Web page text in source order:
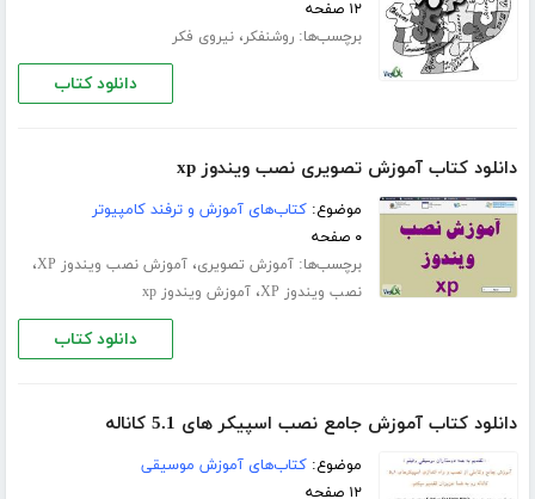
۱۲ صفحه
برچسب‌ها:روشنفکر،نیروی فکر
دانلود کتاب
دانلود کتاب آموزش تصویری نصب ویندوز xp
موضوع:کتاب‌های آموزش و ترفند کامپیوتر
۰ صفحه
برچسب‌ها:آموزش تصویری،آموزش نصب ویندوز XP ،
نصب ویندوز XP ،آموزش ویندوز xp
دانلود کتاب
دانلود کتاب آموزش جامع نصب اسپیکر های 5.1 کاناله
موضوع:کتاب‌های آموزش موسیقی
۱۲ صفحه